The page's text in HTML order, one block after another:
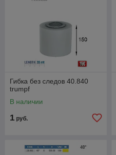
Гибка без следов 40.840
trumpf
В наличии
1 руб.